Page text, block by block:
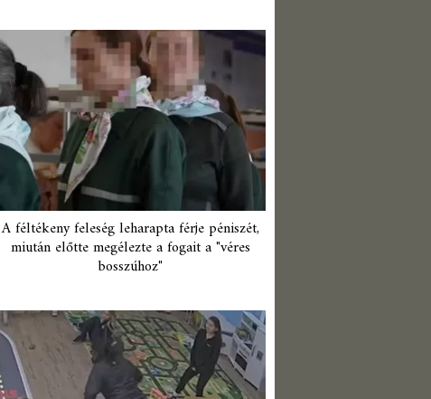
A féltékeny feleség leharapta férje péniszét,
miután előtte megélezte a fogait a "véres
bosszúhoz"